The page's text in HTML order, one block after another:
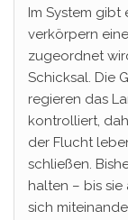
Im System gibt
verkörpern
zugeordnet
Schicksal. Die
regieren das
kontrolliert,
der Flucht
schließen.
halten – bis
sich